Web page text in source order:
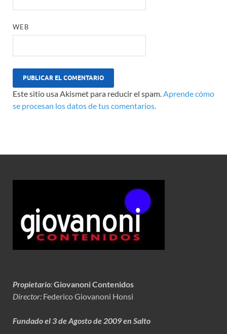
WEB
Este sitio usa Akismet para reducir el spam.Aprende cómo
se procesan los datos de tus comentarios.
Propietario:Giovanoni Contenidos
Director: Federico Giovanoni Honsi
Fundado el 3 de Agosto de 2009 en Salto